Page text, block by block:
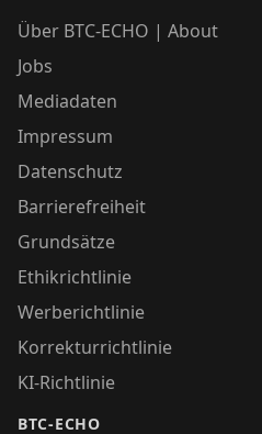
Über BTC-ECHO | About
Jobs
Mediadaten
Impressum
Datenschutz
Barrierefreiheit
Grundsätze
Ethikrichtlinie
Werberichtlinie
Korrekturrichtlinie
KI-Richtlinie
BTC-ECHO